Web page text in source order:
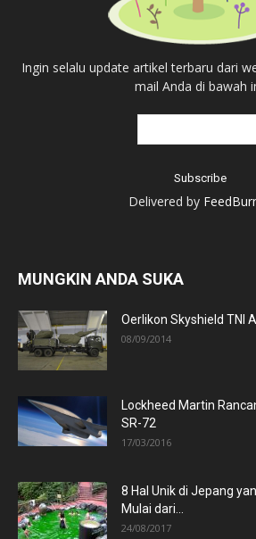
Ingin selalu update artikel terbaru dari
mail Anda di bawah
Delivered by
MUNGKIN ANDA SUKA
Oerlikon Skyshield TNI
08/09/2014
Lockheed Martin
SR-72
17/03/2016
8 Hal Unik di Jepang
Mulai dari...
24/08/2017